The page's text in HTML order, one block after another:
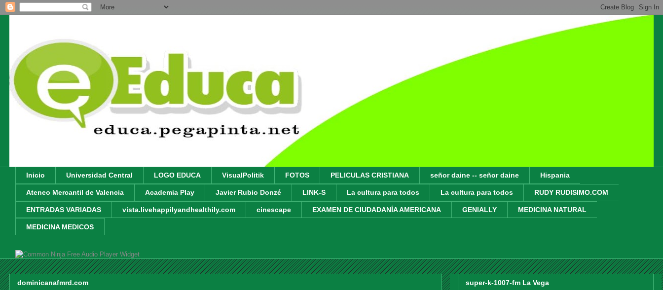
Inicio Universidad Central LOGO EDUCA VisualPolitik FOTOS PELICULAS CRISTIANA señor daine -- señor daine Hispania
Ateneo Mercantil de Valencia Academia Play Javier Rubio Donzé LINK-S La cultura para todos La cultura para todos RUDY RUDISIMO.COM
ENTRADAS VARIADAS vista.livehappilyandhealthily.com cinescape EXAMEN DE CIUDADANÍA AMERICANA GENIALLY MEDICINA NATURAL
MEDICINA MEDICOS
Free Audio Player Widget
dominicanafmrd.com super-k-1007-fm La Vega